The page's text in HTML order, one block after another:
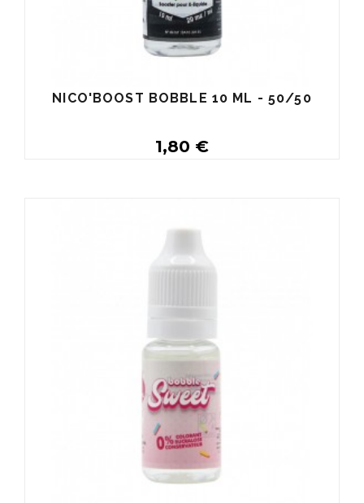
Plus de détails
NICO'BOOST BOBBLE 10 ML - 50/50
1,80 €